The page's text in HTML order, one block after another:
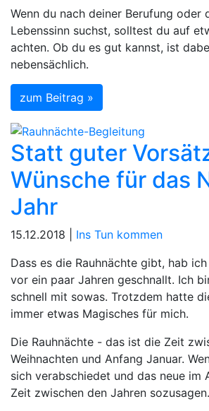
Wenn du nach deiner Berufung oder
Lebenssinn suchst, solltest du auf
achten. Ob du es gut kannst, ist
nebensächlich.
zum Beitrag »
Statt guter
Wünsche für das
Jahr
15.12.2018 | Ins Tun kommen
Dass es die Rauhnächte gibt, hab
vor ein paar Jahren geschnallt. Ich
schnell mit sowas. Trotzdem hatte
immer etwas Magisches für mich.
Die Rauhnächte - das ist die Zeit
Weihnachten und Anfang Januar.
sich verabschiedet und das neue im
Zeit zwischen den Jahren sozusagen.